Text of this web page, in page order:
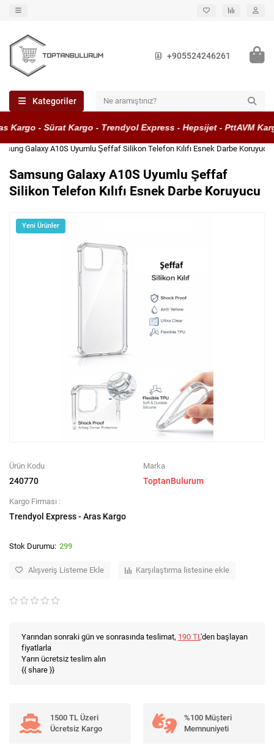
+905524246261
Kategoriler
- Sürat Kargo - Trendyol Express - Hepsijet - PttAVM Kargo
Galaxy A10S Uyumlu Şeffaf Silikon Telefon Kılıfı Esnek Darbe Koruyucu
Samsung Galaxy A10S Uyumlu Şeffaf
Silikon Telefon Kılıfı Esnek Darbe Koruyucu
Yeni Ürünler
Ürün Kodu
240770
Marka
ToptanBulurum
Kargo Firması :
Trendyol Express - Aras Kargo
299
Alışveriş Listeme Ekle Karşılaştırma listesine ekle
Yarından sonraki gün ve sonrasında teslimat, 190 TL'den başlayan
fiyatlarla
Yarın ücretsiz teslim alın
{{ share }}
1500 TL Üzeri
Ücretsiz Kargo
%100 Müşteri
Memnuniyeti